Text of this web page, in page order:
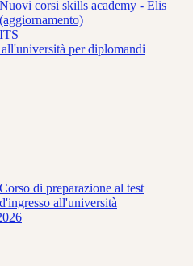
Nuovi corsi skills academy - Elis
(aggiornamento)
ITS
per diplomandi
Corso di preparazione al test
d'ingresso all'università